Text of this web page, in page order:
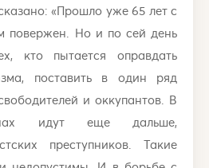
«Прошло уже 65 лет с
повержен. Но и по сей день
кто пытается оправдать
поставить в один ряд
и оккупантов. В
идут еще дальше,
преступников. Такие